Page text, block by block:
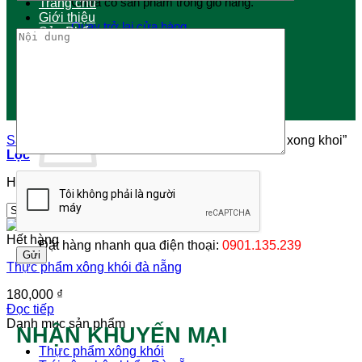
Quay trở lại cửa hàng
Chưa có sản phẩm trong giỏ hàng.
Quay trở lại cửa hàng
Đặt hàng nhanh qua điện thoại: 0901.135.239
Trang chủ
Giới thiệu
Sản Phẩm
Blog
Sản Phẩm
Sản phẩm được gắn thẻ “thuc pham xong khoi”
Lọc
Hiển thị kết quả duy nhất
Hết hàng
Thực phẩm xông khói đà nẵng
180,000 ₫
Đọc tiếp
Danh mục sản phẩm
Thực phẩm xông khói
NHẬN KHUYẾN MẠI